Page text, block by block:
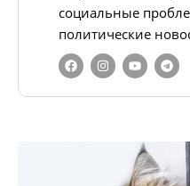
социальные
политические